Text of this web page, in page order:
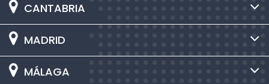
CANTABRIA
MADRID
MÁLAGA